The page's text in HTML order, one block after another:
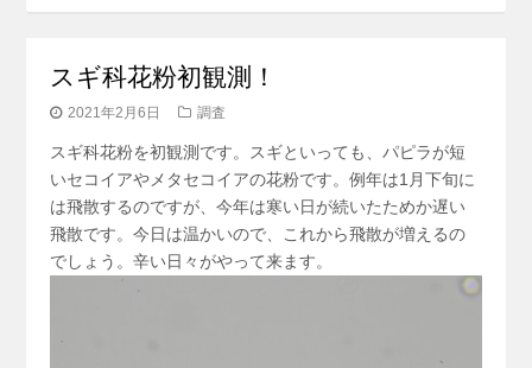
スギ科花粉初観測！
2021年2月6日 調査
スギ科花粉を初観測です。スギといっても、パピラが短
いセコイアやメタセコイアの花粉です。例年は1月下旬に
は飛散するのですが、今年は寒い日が続いたためか遅い
飛散です。今日は温かいので、これから飛散が増えるの
でしょう。辛い日々がやって来ます。